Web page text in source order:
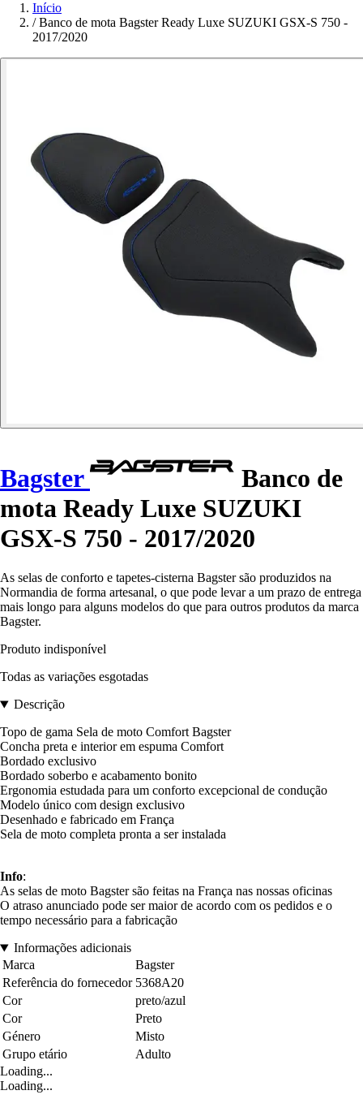
Início
/ Banco de mota Bagster Ready Luxe SUZUKI GSX-S 750 -
2017/2020
Bagster
Banco de
mota Ready Luxe SUZUKI
GSX-S 750 - 2017/2020
As selas de conforto e tapetes-cisterna Bagster são produzidos na
Normandia de forma artesanal, o que pode levar a um prazo de entrega
mais longo para alguns modelos do que para outros produtos da marca
Bagster.
Produto indisponível
Todas as variações esgotadas
Descrição
Topo de gama Sela de moto Comfort Bagster
Concha preta e interior em espuma Comfort
Bordado exclusivo
Bordado soberbo e acabamento bonito
Ergonomia estudada para um conforto excepcional de condução
Modelo único com design exclusivo
Desenhado e fabricado em França
Sela de moto completa pronta a ser instalada
Info:
As selas de moto Bagster são feitas na França nas nossas oficinas
O atraso anunciado pode ser maior de acordo com os pedidos e o
tempo necessário para a fabricação
Informações adicionais
Marca
Bagster
Referência do fornecedor 5368A20
Cor
preto/azul
Cor
Preto
Género
Misto
Grupo etário
Adulto
Loading...
Loading...